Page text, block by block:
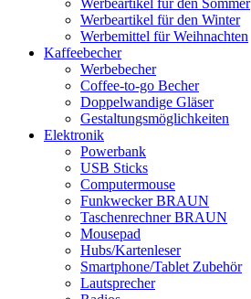
Werbeartikel für den Winter
Werbemittel für Weihnachten
Kaffeebecher
Werbebecher
Coffee-to-go Becher
Doppelwandige Gläser
Gestaltungsmöglichkeiten
Elektronik
Powerbank
USB Sticks
Computermouse
Funkwecker BRAUN
Taschenrechner BRAUN
Mousepad
Hubs/Kartenleser
Smartphone/Tablet Zubehör
Lautsprecher